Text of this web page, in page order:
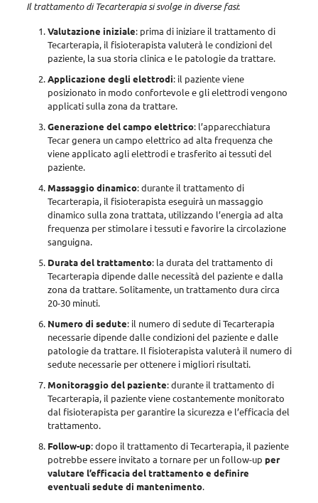
Il trattamento di Tecarterapia si svolge in diverse fasi:
Valutazione iniziale: prima di iniziare il trattamento di
Tecarterapia, il fisioterapista valuterà le condizioni del
paziente, la sua storia clinica e le patologie da trattare.
Applicazione degli elettrodi: il paziente viene
posizionato in modo confortevole e gli elettrodi vengono
applicati sulla zona da trattare.
Generazione del campo elettrico: l’apparecchiatura
Tecar genera un campo elettrico ad alta frequenza che
viene applicato agli elettrodi e trasferito ai tessuti del
paziente.
Massaggio dinamico: durante il trattamento di
Tecarterapia, il fisioterapista eseguirà un massaggio
dinamico sulla zona trattata, utilizzando l’energia ad alta
frequenza per stimolare i tessuti e favorire la circolazione
sanguigna.
Durata del trattamento: la durata del trattamento di
Tecarterapia dipende dalle necessità del paziente e dalla
zona da trattare. Solitamente, un trattamento dura circa
20-30 minuti.
Numero di sedute: il numero di sedute di Tecarterapia
necessariedipende dalle condizioni del paziente e dalle
patologie da trattare. Il fisioterapista valuterà il numero di
sedute necessarie per ottenere i migliori risultati.
Monitoraggio del paziente: durante il trattamento di
Tecarterapia, il paziente viene costantemente monitorato
dal fisioterapista per garantire la sicurezza e l’efficacia del
trattamento.
Follow-up: dopo il trattamento di Tecarterapia, il paziente
potrebbe essere invitato a tornare per un follow-up per
valutare l’efficacia del trattamento e definire
eventuali sedute di mantenimento.